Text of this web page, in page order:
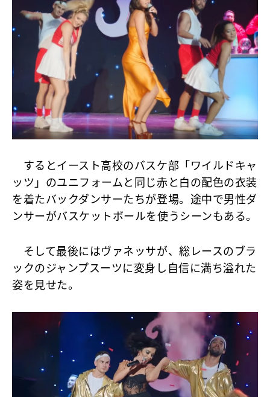
するとイースト高校のバスケ部「ワイルドキャ
ッツ」のユニフォームと同じ赤と白の配色の衣装
を着たバックダンサーたちが登場。途中で男性ダ
ンサーがバスケットボールを使うシーンもある。
そして最後にはヴァネッサが、総レースのブラ
ックのジャンプスーツに変身し自信に満ち溢れた
姿を見せた。